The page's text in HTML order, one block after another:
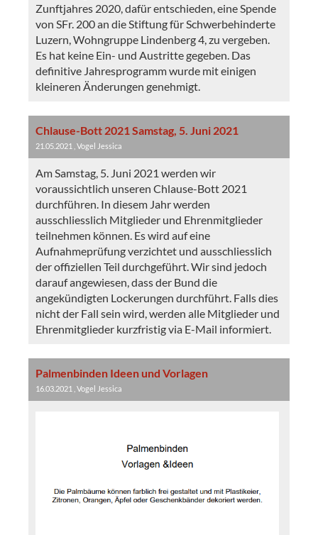
Zunftjahres 2020, dafür entschieden, eine Spende
von SFr. 200 an die Stiftung für Schwerbehinderte
Luzern, Wohngruppe Lindenberg 4, zu vergeben.
Es hat keine Ein- und Austritte gegeben. Das
definitive Jahresprogramm wurde mit einigen
kleineren Änderungen genehmigt.
Chlause-Bott 2021 Samstag, 5. Juni 2021
21.05.2021 , Vogel Jessica
Am Samstag, 5. Juni 2021 werden wir
voraussichtlich unseren Chlause-Bott 2021
durchführen. In diesem Jahr werden
ausschliesslich Mitglieder und Ehrenmitglieder
teilnehmen können. Es wird auf eine
Aufnahmeprüfung verzichtet und ausschliesslich
der offiziellen Teil durchgeführt. Wir sind jedoch
darauf angewiesen, dass der Bund die
angekündigten Lockerungen durchführt. Falls dies
nicht der Fall sein wird, werden alle Mitglieder und
Ehrenmitglieder kurzfristig via E-Mail informiert.
Palmenbinden Ideen und Vorlagen
16.03.2021 , Vogel Jessica